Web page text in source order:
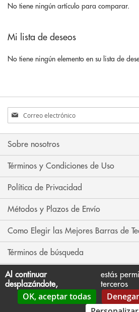
DE
No tiene ningún artículo para comparar.
Mi lista de deseos
No tiene ningún elemento en su lista de
Inscríbase
a
nuestro
boletín
noticias:
Sobre nosotros
Términos y Condiciones de Uso
Política de Privacidad
Métodos y Plazos de Envío
Como Elegir las Mejores Barras de
Términos de búsqueda
Búsqueda avanzada
Contáctenos
Al continuar
desplazándote,
estás
terceros
OK, aceptar todas